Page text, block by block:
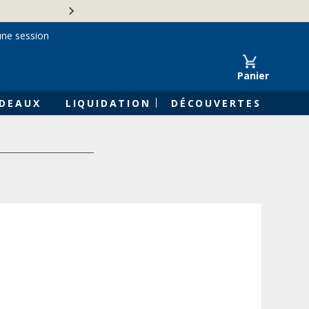
Panier
LIQUIDATION DÉCOUVERTES
session